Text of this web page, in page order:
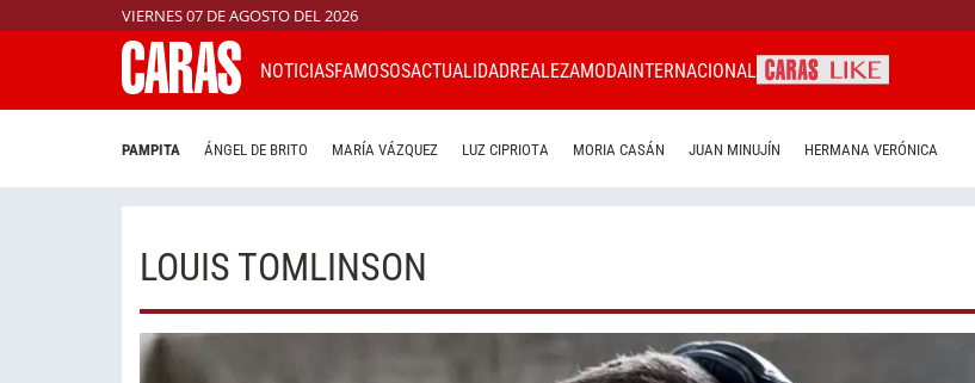
VIERNES 07 DE AGOSTO DEL 2026
NOTICIASFAMOSOSACTUALIDADREALEZAMODAINTERNACIONAL
PAMPITA ÁNGEL DE BRITO MARÍA VÁZQUEZ LUZ CIPRIOTA MORIA CASÁN JUAN MINUJÍN HERMANA VERÓNICA
LOUIS TOMLINSON